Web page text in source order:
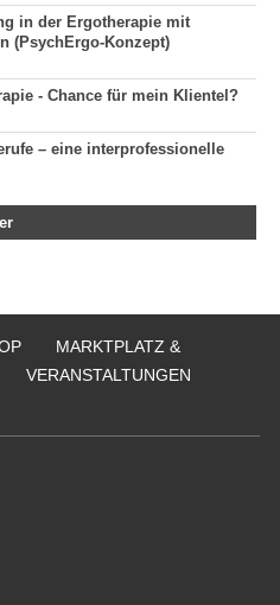
in der Ergotherapie mit
(PsychErgo-Konzept)
- Chance für mein Klientel?
– eine interprofessionelle
MARKTPLATZ &
VERANSTALTUNGEN